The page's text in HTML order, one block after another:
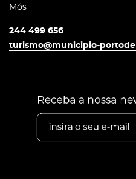
Mós
244 499 656
turismo@municipio-